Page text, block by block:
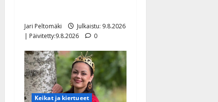
Jari Peltomäki
Julkaistu: 9.8.2026
| Päivitetty:9.8.2026
0
Keikat ja kiertueet